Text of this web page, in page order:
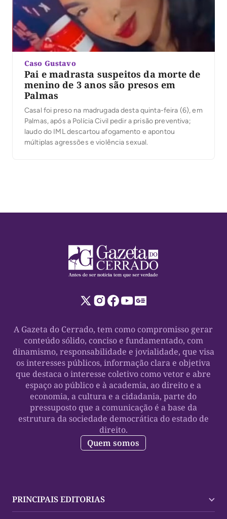
Caso Gustavo
Pai e madrasta suspeitos da morte de
menino de 3 anos são presos em
Palmas
Casal foi preso na madrugada desta quinta-feira (6), em
Palmas, após a Polícia Civil pedir a prisão preventiva;
laudo do IML descartou afogamento e apontou
múltiplas agressões e violência sexual.
A Gazeta do Cerrado, tem como compromisso gerar
conteúdo sólido, conciso e fundamentado, com
dinamismo, responsabilidade e jovialidade, que visa
os interesses públicos, informação clara e objetiva
que destaca o interesse coletivo como vetor e abre
espaço ao público e à academia, ao direito e a
economia, a cultura e a cidadania, parte do
pressuposto que a comunicação é a base da
estrutura da sociedade democrática do estado de
direito.
Quem somos
PRINCIPAIS EDITORIAS